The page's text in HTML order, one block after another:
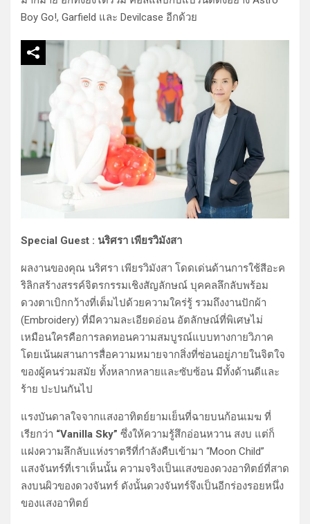
Boy Go!, Garfield และ Devilcase อีกด้วย
Special Guest : นริศรา เพียรวิมังสา
ผลงานของคุณ นริศรา เพียรวิมังสา โดดเด่นด้านการใช้สีอะค
ริลิกสร้างสรรค์จิตรกรรมเชิงสัญลักษณ์ บุคคลลึกลับพร้อม
ดวงตาเบิกกว้างที่เต็มไปด้วยความใคร่รู้ รวมถึงงานปักผ้า
(Embroidery) ที่มีความละเอียดอ่อน อัตลักษณ์ที่พิเศษไม่
เหมือนใครคือการลดทอนความสมบูรณ์แบบทางกายวิภาค
โดยเน้นผสานการสื่อความหมายจากสิ่งที่ซ่อนอยู่ภายในจิตใจ
ของผู้คนร่วมสมัย ทั้งหลากหลายและซับซ้อน มีทั้งด้านดีและ
ร้าย ปะปนกันไป
แรงบันดาลใจจากแสงอาทิตย์ยามเย็นที่ฉายบนก้อนเมฆ ที่
เรียกว่า “Vanilla Sky” ซึ่งให้ความรู้สึกอ่อนหวาน สงบ แต่ก็
แฝงความลึกลับแห่งราตรีที่กำลังคืบเข้ามา “Moon Child”
แสงจันทร์ที่เราเห็นนั้น ความจริงเป็นแสงของดวงอาทิตย์ที่สาด
ลงบนผิวของดวงจันทร์ ดังนั้นดวงจันทร์จึงเป็นอีกร่องรอยหนึ่ง
ของแสงอาทิตย์